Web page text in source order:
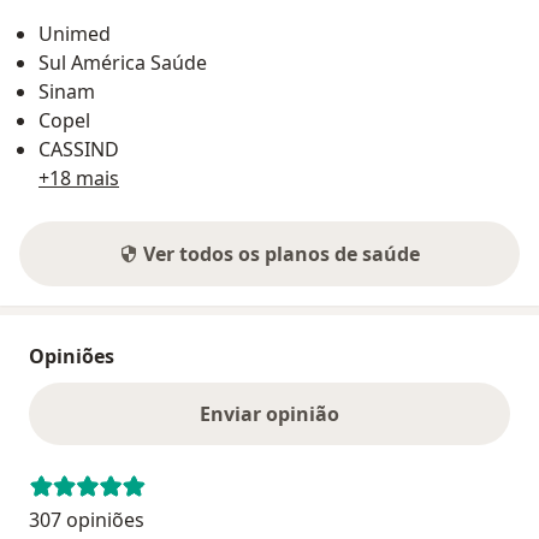
Unimed
Sul América Saúde
Sinam
Copel
CASSIND
+18 mais
Ver todos os planos de saúde
Opiniões
Enviar opinião
307 opiniões